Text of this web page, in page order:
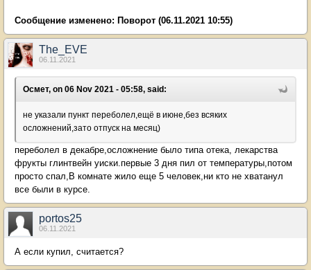
Сообщение изменено: Поворот (06.11.2021 10:55)
The_EVE
06.11.2021
Осмет, on 06 Nov 2021 - 05:58, said:
не указали пункт переболел,ещё в июне,без всяких
осложнений,зато отпуск на месяц)
переболел в декабре,осложнение было типа отека, лекарства
фрукты глинтвейн уиски.первые 3 дня пил от температуры,потом
просто спал,В комнате жило еще 5 человек,ни кто не хватанул
все были в курсе.
portos25
06.11.2021
А если купил, считается?